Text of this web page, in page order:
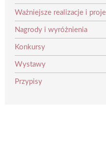
Ważniejsze realizacje i
Nagrody i wyróżnienia
Konkursy
Wystawy
Przypisy